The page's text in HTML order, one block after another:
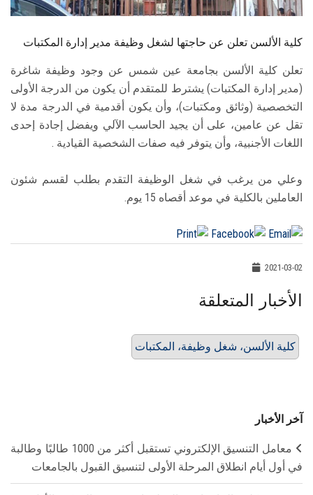
الزائـرون
سجل الان
كلية الألسن تعلن عن حاجتها لشغل وظيفة مدير إدارة المكتبات
تعلن كلية الألسن بجامعة عين شمس عن وجود وظيفة شاغرة
(مدير إدارة المكتبات) يشترط للمتقدم أن يكون من الدرجة الأولى
التخصصية (وثائق ومكتبات)، وأن يكون أقدمية في الدرجة مدة لا
تقل عن عامين، على أن يجيد الحاسب الآلي ويفضل إجادة إحدى
اللغات الأجنبية، وأن يتوفر فيه صفات الشخصية القيادية .
وعلي من يرغب في شغل الوظيفة التقدم بطلب لقسم شئون
العاملين بالكلية في موعد أقصاه 15 يوم.
2021-03-02
الأخبار المتعلقة
كلية الألسن، شغل وظيفة، المكتبات
آخر الأخبار
معامل التنسيق الإلكتروني تستقبل أكثر من 1000 طالبًا وطالبة
في أول أيام انطلاق المرحلة الأولى لتنسيق القبول بالجامعات